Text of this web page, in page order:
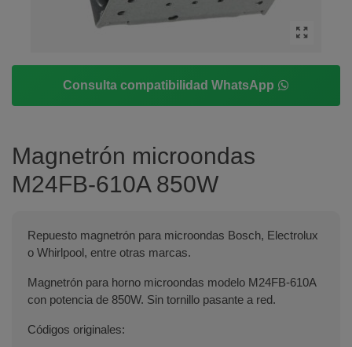
Consulta compatibilidad WhatsApp
Magnetrón microondas
M24FB-610A 850W
Repuesto magnetrón para microondas Bosch, Electrolux
o Whirlpool, entre otras marcas.
Magnetrón para horno microondas modelo M24FB-610A
con potencia de 850W. Sin tornillo pasante a red.
Códigos originales: